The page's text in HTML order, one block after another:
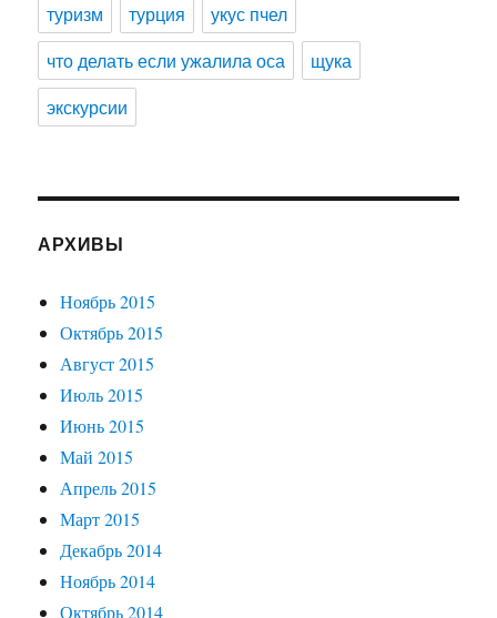
туризм
турция
укус пчел
что делать если ужалила оса
щука
экскурсии
АРХИВЫ
Ноябрь 2015
Октябрь 2015
Август 2015
Июль 2015
Июнь 2015
Май 2015
Апрель 2015
Март 2015
Декабрь 2014
Ноябрь 2014
Октябрь 2014